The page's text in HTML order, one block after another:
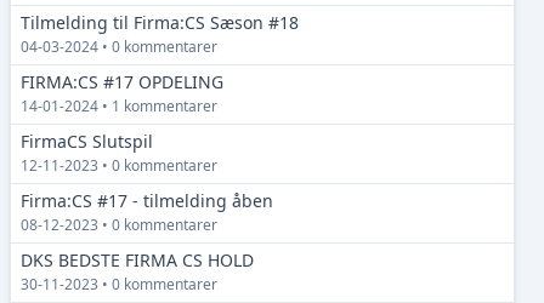
Tilmelding til Firma:CS Sæson #18
04-03-2024 • 0 kommentarer
FIRMA:CS #17 OPDELING
14-01-2024 • 1 kommentarer
FirmaCS Slutspil
12-11-2023 • 0 kommentarer
Firma:CS #17 - tilmelding åben
08-12-2023 • 0 kommentarer
DKS BEDSTE FIRMA CS HOLD
30-11-2023 • 0 kommentarer